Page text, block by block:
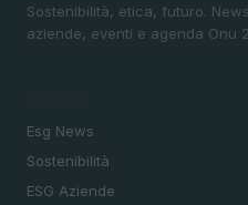
Sostenibilità, etica, futuro.
aziende, eventi e agenda Onu
Esg News
Sostenibilità
ESG Aziende